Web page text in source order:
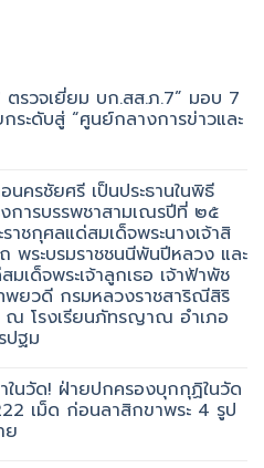
รวจเยี่ยม บก.สส.ภ.7” มอบ 7
ระดับสู่ “ศูนย์กลางการข่าวและ
ครชัยศรี เป็นประธานในพิธี
การบรรพชาสามเณรปีที่ ๒๕
าชกุศลแด่สมเด็จพระนางเจ้าสิ
พระบรมราชชนนีพันปีหลวง และ
เด็จพระเจ้าลูกเธอ เจ้าฟ้าพัช
พยวดี กรมหลวงราชสาริณีสิริ
ณ โรงเรียนภัทรญาณ อำเภอ
ปฐม
ในวัด! ฝ่ายปกครองบุกกุฏิในวัด
เม็ด ก่อนลาสิกขาพระ 4 รูป
ย